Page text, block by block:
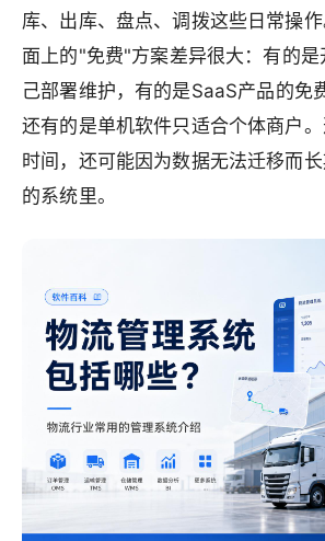
库、出库、盘点、调拨这些日常操
面上的"免费"方案差异很大：有的是
己部署维护，有的是SaaS产品的免
还有的是单机软件只适合个体商户
时间，还可能因为数据无法迁移而
的系统里。